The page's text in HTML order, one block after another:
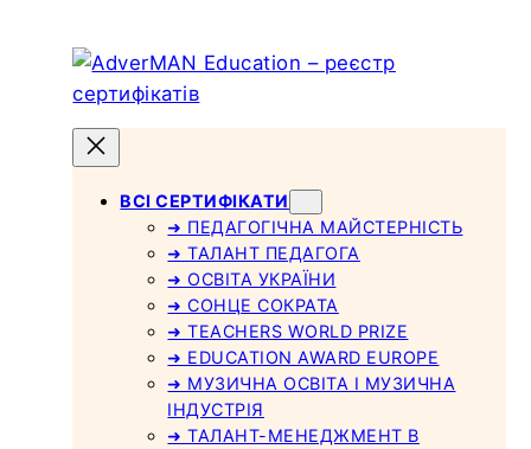
content
ВСІ СЕРТИФІКАТИ
➜ ПЕДАГОГІЧНА МАЙСТЕРНІСТЬ
➜ ТАЛАНТ ПЕДАГОГА
➜ ОСВІТА УКРАЇНИ
➜ СОНЦЕ СОКРАТА
➜ TEACHERS WORLD PRIZE
➜ EDUCATION AWARD EUROPE
➜ МУЗИЧНА ОСВІТА І МУЗИЧНА
ІНДУСТРІЯ
➜ ТАЛАНТ-МЕНЕДЖМЕНТ В